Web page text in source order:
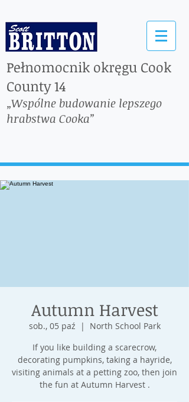
Pełnomocnik okręgu Cook
County 14
„Wspólne budowanie lepszego
hrabstwa Cooka”
Autumn Harvest
sob., 05 paź
  |
North School Park
If you like building a scarecrow,
decorating pumpkins, taking a hayride,
visiting animals at a petting zoo, then join
the fun at Autumn Harvest .